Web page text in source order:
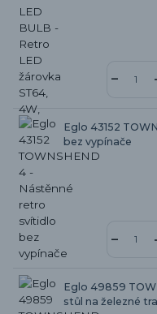
Eglo 43152
bez vypínače
Eglo 49859
stůl na železné